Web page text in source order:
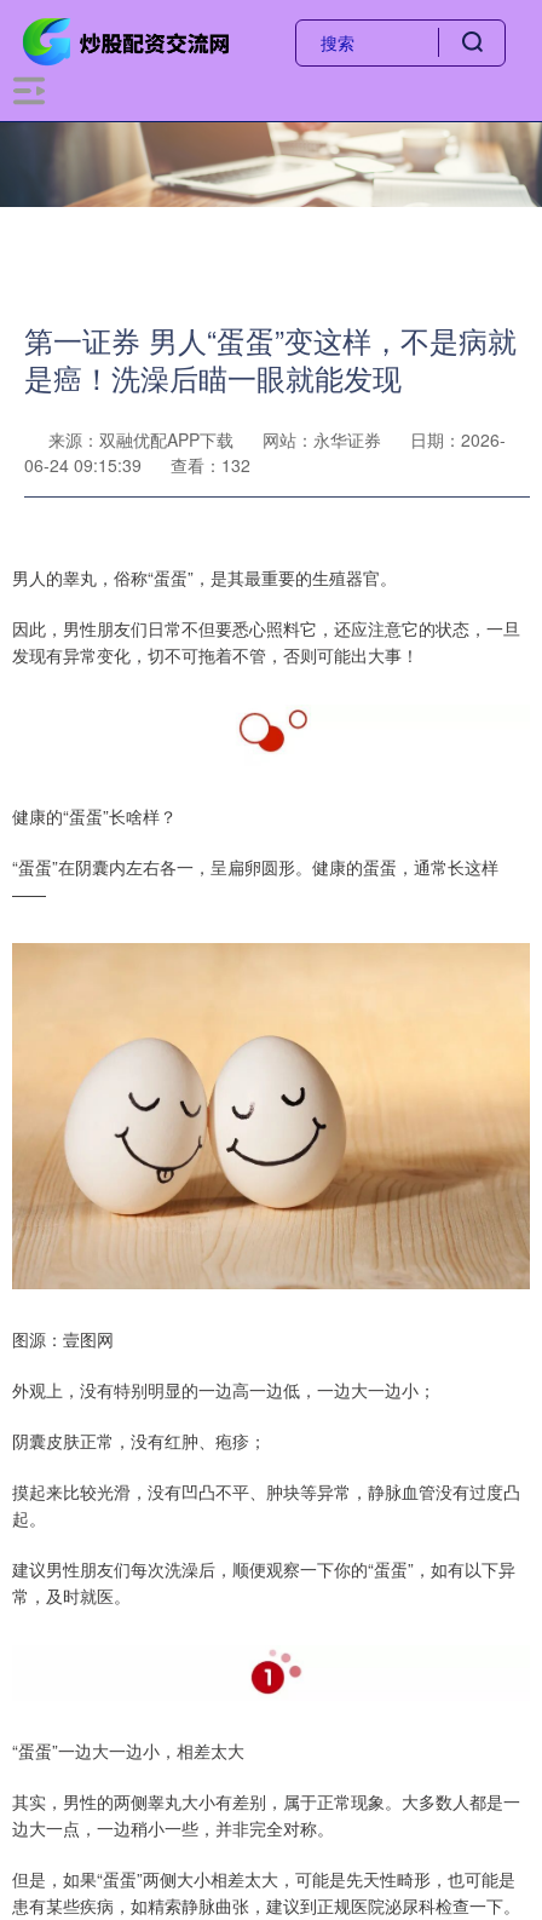
第一证券 男人“蛋蛋”变这样，不是病就
是癌！洗澡后瞄一眼就能发现
来源：双融优配APP下载 网站：永华证券
日期：2026-
06-24 09:15:39
查看：132
男人的睾丸，俗称“蛋蛋”，是其最重要的生殖器官。
因此，男性朋友们日常不但要悉心照料它，还应注意它的状态，一旦
发现有异常变化，切不可拖着不管，否则可能出大事！
健康的“蛋蛋”长啥样？
“蛋蛋”在阴囊内左右各一，呈扁卵圆形。健康的蛋蛋，通常长这样
——
图源：壹图网
外观上，没有特别明显的一边高一边低，一边大一边小；
阴囊皮肤正常，没有红肿、疱疹；
摸起来比较光滑，没有凹凸不平、肿块等异常，静脉血管没有过度凸
起。
建议男性朋友们每次洗澡后，顺便观察一下你的“蛋蛋”，如有以下异
常，及时就医。
“蛋蛋”一边大一边小，相差太大
其实，男性的两侧睾丸大小有差别，属于正常现象。大多数人都是一
边大一点，一边稍小一些，并非完全对称。
但是，如果“蛋蛋”两侧大小相差太大，可能是先天性畸形，也可能是
患有某些疾病，如精索静脉曲张，建议到正规医院泌尿科检查一下。